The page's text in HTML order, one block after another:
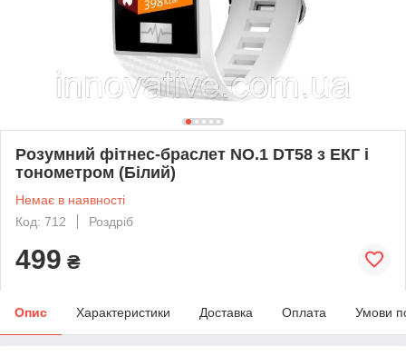
Розумний фітнес-браслет NO.1 DT58 з ЕКГ і
тонометром (Білий)
Немає в наявності
Код: 712
Роздріб
499 ₴
Опис Характеристики Доставка Оплата Умови